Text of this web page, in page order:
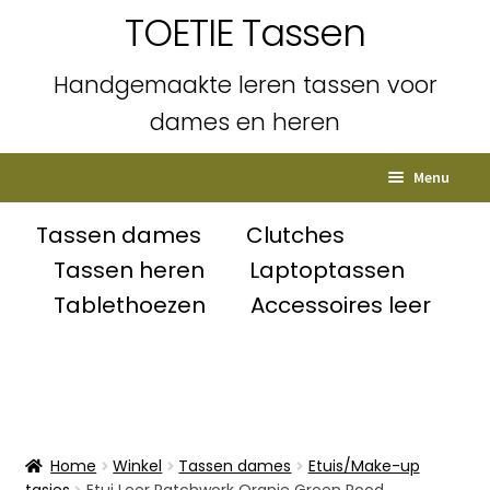
TOETIE Tassen
Handgemaakte leren tassen voor
dames en heren
navigatie
inhoud
Menu
Home
Mijn account
Tassen dames
Clutches
Tassen heren
Laptoptassen
Tablethoezen
Accessoires leer
Home Winkel Tassen dames
Etuis/Make-up